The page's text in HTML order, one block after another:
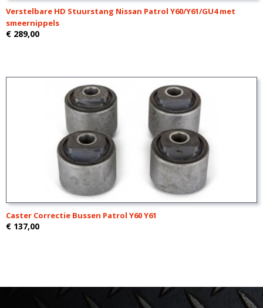
Verstelbare HD Stuurstang Nissan Patrol Y60/Y61/GU4 met
smeernippels
€ 289,00
Caster Correctie Bussen Patrol Y60 Y61
€ 137,00